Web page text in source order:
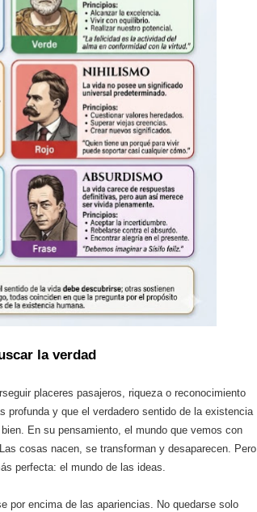
la verdad
placeres pasajeros, riqueza o reconocimiento
y que el verdadero sentido de la existencia
En su pensamiento, el mundo que vemos con
cosas nacen, se transforman y desaparecen. Pero
perfecta: el mundo de las ideas.
por encima de las apariencias. No quedarse solo